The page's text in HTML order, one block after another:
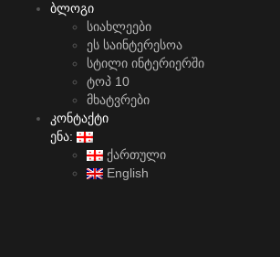
ბლოგი
სიახლეები
ეს საინტერესოა
სტილი ინტერიერში
ტოპ 10
მხატვრები
კონტაქტი
ენა:
ქართული
English